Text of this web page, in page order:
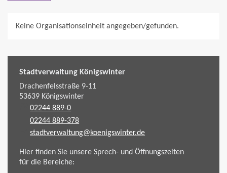
Keine Organisationseinheit angegeben/gefunden.
Stadtverwaltung Königswinter
Drachenfelsstraße 9-11
53639Königswinter
02244 889-0
02244 889-378
stadtverwaltung@koenigswinter.de
Hier finden Sie unsere Sprech- und Öffnungszeiten
für die Bereiche: